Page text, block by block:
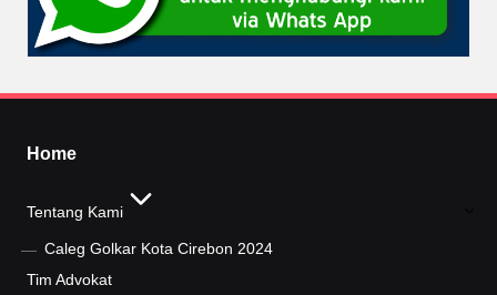
Home
Tentang Kami
Caleg Golkar Kota Cirebon 2024
Tim Advokat